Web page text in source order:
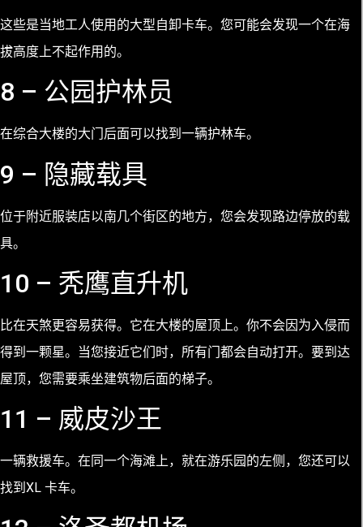
这些是当地工人使用的大型自卸卡车。您可能会发现一个在海
拔高度上不起作用的。
8 – 公园护林员
在综合大楼的大门后面可以找到一辆护林车。
9 – 隐藏载具
位于附近服装店以南几个街区的地方，您会发现路边停放的载
具。
10 – 秃鹰直升机
比在天煞更容易获得。它在大楼的屋顶上。你不会因为入侵而
得到一颗星。当您接近它们时，所有门都会自动打开。要到达
屋顶，您需要乘坐建筑物后面的梯子。
11 – 威皮沙王
一辆救援车。在同一个海滩上，就在游乐园的左侧，您还可以
找到XL 卡车。